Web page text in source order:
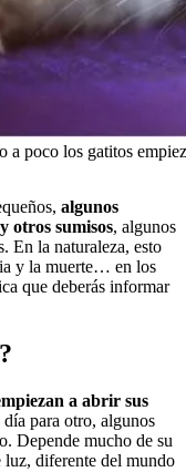
a poco los gatitos
algunos
otros sumisos, algunos
En la naturaleza, esto
y la muerte… en los
que deberás informar
a abrir sus
para otro, algunos
Depende mucho de su
luz, diferente del mundo